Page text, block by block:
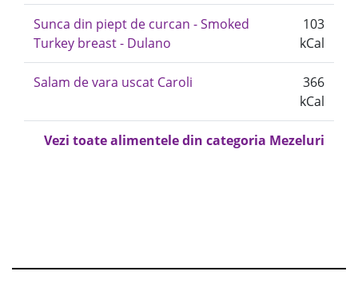
Sunca din piept de curcan - Smoked
Turkey breast - Dulano
103
kCal
Salam de vara uscat Caroli
366
kCal
Vezi toate alimentele din categoria Mezeluri